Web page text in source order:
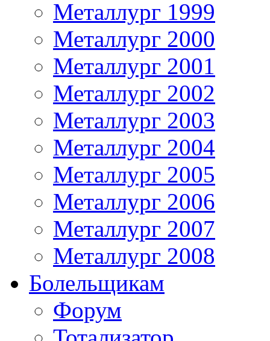
Металлург 1999
Металлург 2000
Металлург 2001
Металлург 2002
Металлург 2003
Металлург 2004
Металлург 2005
Металлург 2006
Металлург 2007
Металлург 2008
Болельщикам
Форум